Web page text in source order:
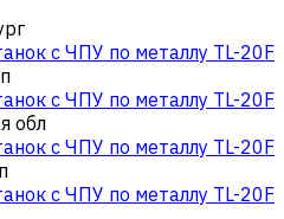
с ЧПУ по металлу TL-20F
с ЧПУ по металлу TL-20F
обл
с ЧПУ по металлу TL-20F
с ЧПУ по металлу TL-20F